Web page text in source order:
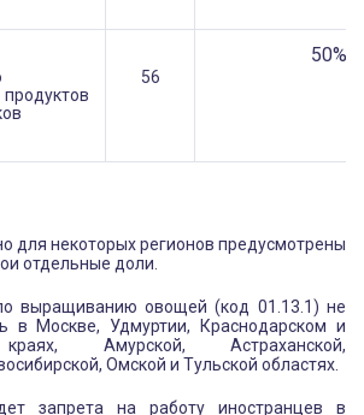
56
50%
для некоторых регионов предусмотрены
отдельные доли.
выращиванию овощей (код 01.13.1) не
в Москве, Удмуртии, Краснодарском и
Амурской, Астраханской,
Омской и Тульской областях.
запрета на работу иностранцев в